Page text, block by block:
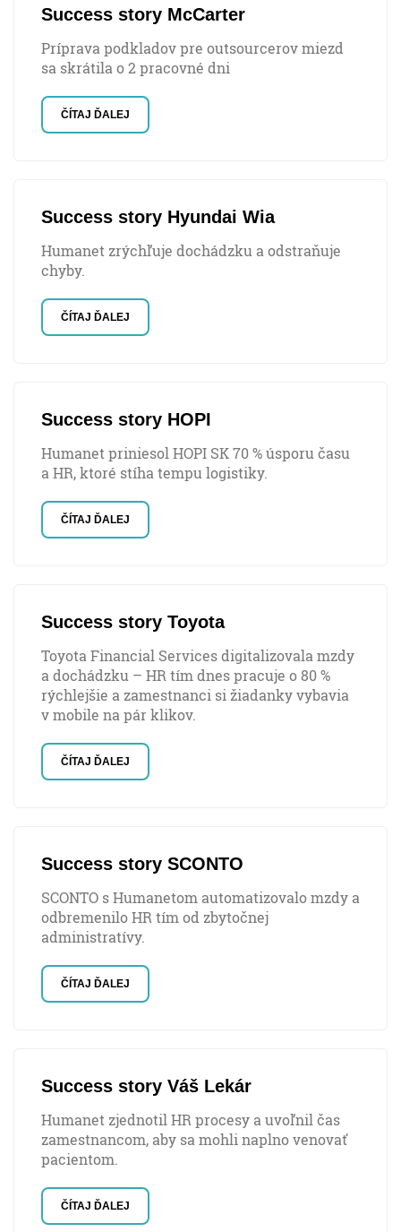
Success story McCarter
Príprava podkladov pre outsourcerov miezd
sa skrátila o 2 pracovné dni
ČÍTAJ ĎALEJ
Success story Hyundai Wia
Humanet zrýchľuje dochádzku a odstraňuje
chyby.
ČÍTAJ ĎALEJ
Success story HOPI
Humanet priniesol HOPI SK 70 % úsporu času
a HR, ktoré stíha tempu logistiky.
ČÍTAJ ĎALEJ
Success story Toyota
Toyota Financial Services digitalizovala mzdy
a dochádzku – HR tím dnes pracuje o 80 %
rýchlejšie a zamestnanci si žiadanky vybavia
v mobile na pár klikov.
ČÍTAJ ĎALEJ
Success story SCONTO
SCONTO s Humanetom automatizovalo mzdy a
odbremenilo HR tím od zbytočnej
administratívy.
ČÍTAJ ĎALEJ
Success story Váš Lekár
Humanet zjednotil HR procesy a uvoľnil čas
zamestnancom, aby sa mohli naplno venovať
pacientom.
ČÍTAJ ĎALEJ